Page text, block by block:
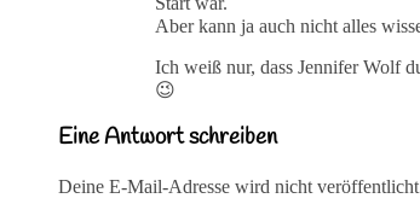
Aber kann ja auch nicht alles
Ich weiß nur, dass Jennifer Wolf
😉
Eine Antwort schreiben
Deine E-Mail-Adresse wird nicht